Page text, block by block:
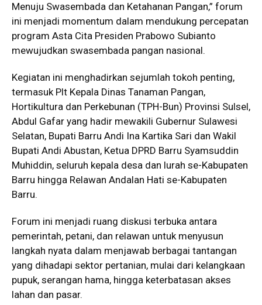
Menuju Swasembada dan Ketahanan Pangan,” forum
ini menjadi momentum dalam mendukung percepatan
program Asta Cita Presiden Prabowo Subianto
mewujudkan swasembada pangan nasional.
Kegiatan ini menghadirkan sejumlah tokoh penting,
termasuk Plt Kepala Dinas Tanaman Pangan,
Hortikultura dan Perkebunan (TPH-Bun) Provinsi Sulsel,
Abdul Gafar yang hadir mewakili Gubernur Sulawesi
Selatan, Bupati Barru Andi Ina Kartika Sari dan Wakil
Bupati Andi Abustan, Ketua DPRD Barru Syamsuddin
Muhiddin, seluruh kepala desa dan lurah se-Kabupaten
Barru hingga Relawan Andalan Hati se-Kabupaten
Barru.
Forum ini menjadi ruang diskusi terbuka antara
pemerintah, petani, dan relawan untuk menyusun
langkah nyata dalam menjawab berbagai tantangan
yang dihadapi sektor pertanian, mulai dari kelangkaan
pupuk, serangan hama, hingga keterbatasan akses
lahan dan pasar.